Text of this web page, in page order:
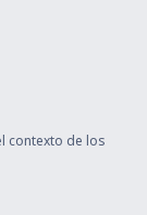
contexto de los